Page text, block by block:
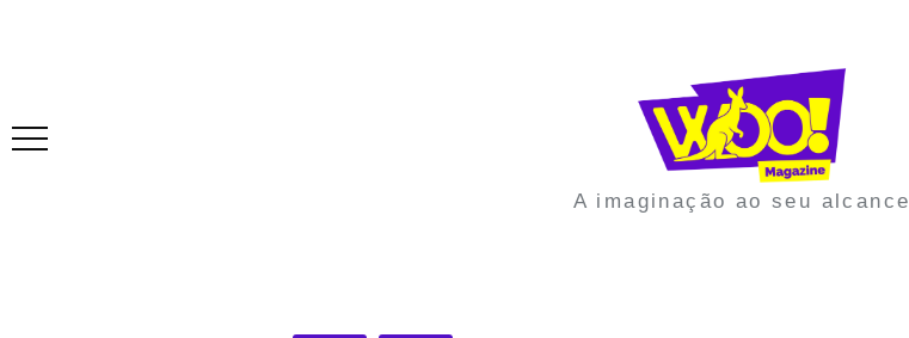
A imaginação ao seu alcance